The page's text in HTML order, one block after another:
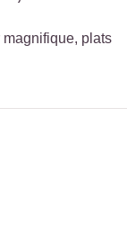
plats